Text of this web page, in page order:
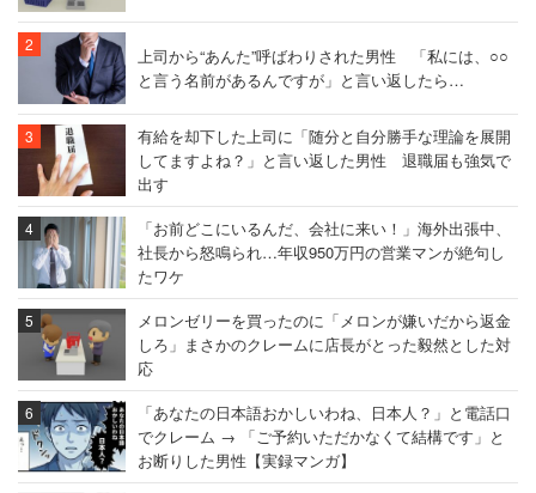
上司から“あんた”呼ばわりされた男性 「私には、○○
と言う名前があるんですが」と言い返したら…
有給を却下した上司に「随分と自分勝手な理論を展開
してますよね？」と言い返した男性 退職届も強気で
出す
「お前どこにいるんだ、会社に来い！」海外出張中、
社長から怒鳴られ…年収950万円の営業マンが絶句し
たワケ
メロンゼリーを買ったのに「メロンが嫌いだから返金
しろ」まさかのクレームに店長がとった毅然とした対
応
「あなたの日本語おかしいわね、日本人？」と電話口
でクレーム → 「ご予約いただかなくて結構です」と
お断りした男性【実録マンガ】